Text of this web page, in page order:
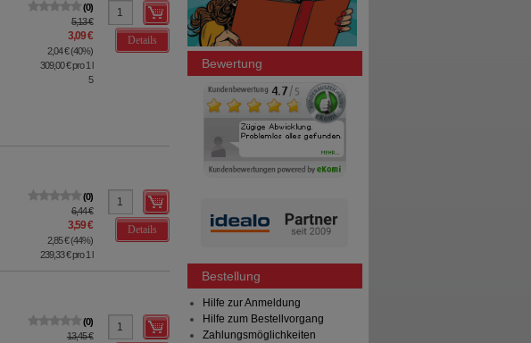
0
5,13 €
3,09 €
2,04 €(40%)
309,00 €pro 1 l
5
Details
0
6,44 €
3,59 €
2,85 €(44%)
239,33 €pro 1 l
Details
0
13,45 €
Bewertung
Bestellung
Hilfe zur Anmeldung
Hilfe zum Bestellvorgang
Zahlungsmöglichkeiten